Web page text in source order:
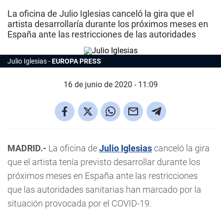
La oficina de Julio Iglesias canceló la gira que el
artista desarrollaría durante los próximos meses en
España ante las restricciones de las autoridades
Julio Iglesias EUROPA PRESS
16 de junio de 2020 - 11:09
MADRID.- La oficina deJulio Iglesiascanceló la gira
que el artista tenía previsto desarrollar durante los
próximos meses en España ante las restricciones
que las autoridades sanitarias han marcado por la
situación provocada por el COVID-19.